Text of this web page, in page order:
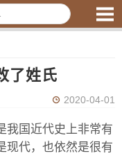
了姓氏
2020-04-01
我国近代史上非常有
现代，也依然是很有